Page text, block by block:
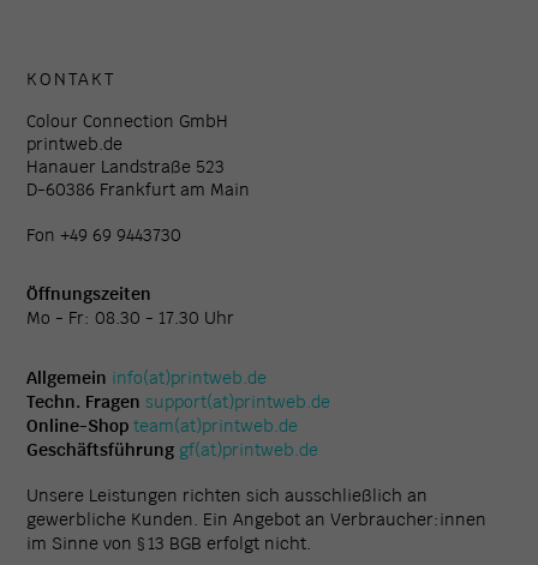
KONTAKT
Colour Connection GmbH
printweb.de
Hanauer Landstraße 523
D-60386 Frankfurt am Main
Fon +49 69 9443730
Öffnungszeiten
Mo - Fr: 08.30 - 17.30 Uhr
Allgemein info(at)printweb.de
Techn. Fragen support(at)printweb.de
Online-Shop team(at)printweb.de
Geschäftsführung gf(at)printweb.de
Unsere Leistungen richten sich ausschließlich an
gewerbliche Kunden. Ein Angebot an Verbraucher:innen
im Sinne von § 13 BGB erfolgt nicht.